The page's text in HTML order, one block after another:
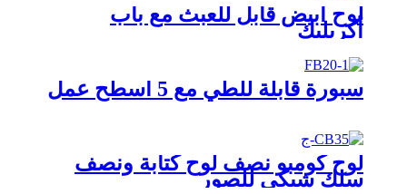
لوح أبيض قابل للعبث مع باب
أكريليك
سبورة قابلة للطي مع 5 أسطح عمل
لوح كومبو نصف لوح كتابة ونصف
سلك شبكي للصور